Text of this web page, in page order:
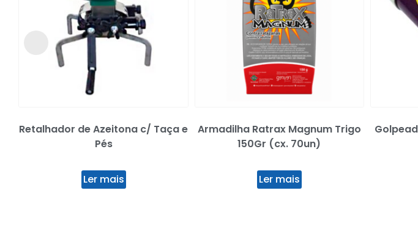
Retalhador de Azeitona c/ Taça e
Pés
Ler mais
Armadilha Ratrax Magnum Trigo
150Gr (cx. 70un)
Ler mais